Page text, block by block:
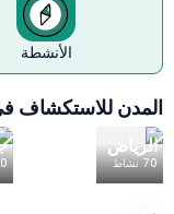
الأنشطة
للاستكشاف في
نشاط
جدة